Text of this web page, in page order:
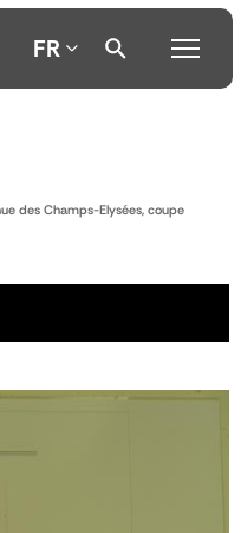
FR
des Champs-Elysées, coupe